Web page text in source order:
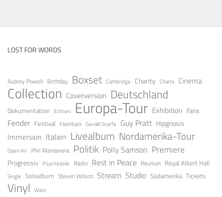
LOST FOR WORDS
Aubrey Powell Birthday Boxset Cambridge Charity Charts Cinema
Collection Coverversion Deutschland
Dokumentation Echoes Europa-Tour Exhibition Fans
Fender Festival Flashback Gerald Scarfe Guy Pratt Hipgnosis
Immersion Italien Livealbum Nordamerika-Tour
Open Air Phil Manzanera Politik Polly Samson Premiere
Progressiv Psychedelic Radio Rest in Peace Reunion Royal Albert Hall
Single Soloalbum Steven Wilson Stream Studio Südamerika Tickets
Vinyl Wien